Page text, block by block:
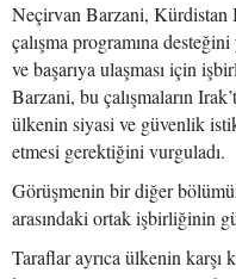
Neçirvan Barzani, Kürdistan
çalışma programına
ve başarıya ulaşması için
Barzani, bu çalışmaların
ülkenin siyasi ve güvenlik
etmesi gerektiğini vurguladı.
Görüşmenin bir diğer
arasındaki ortak işbirliğinin
Taraflar ayrıca ülkenin karşı